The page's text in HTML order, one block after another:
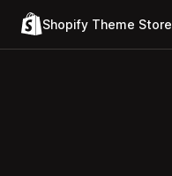
Shopify Theme Store